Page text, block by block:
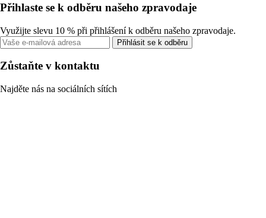
Přihlaste se k odběru našeho zpravodaje
Využijte slevu 10 % při přihlášení k odběru našeho zpravodaje.
Přihlásit se k odběru
Zůstaňte v kontaktu
Najděte nás na sociálních sítích